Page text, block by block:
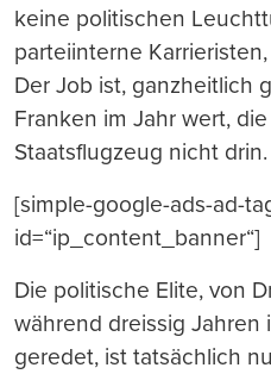
keine politischen
parteiinterne
Der Job ist, ganzheitlich
Franken im Jahr wert,
Staatsflugzeug nicht drin.
[simple-google-ads-ad-
id=“ip_content_banner“]
Die politische Elite, von
während dreissig Jahren
geredet, ist tatsächlich